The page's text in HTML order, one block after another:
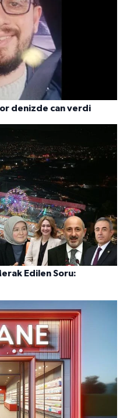
denizde can verdi
Edilen Soru: